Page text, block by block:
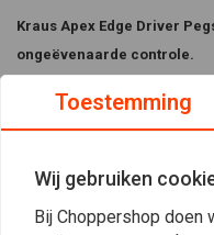
Kraus Apex Edge Driver
ongeëvenaarde controle.
Kraus Apex Edge Driver Pegs
deze lichtgewicht aluminium
van je motor. Elke set bevat
Toestemming
Wij gebruiken
Bij Choppershop doen